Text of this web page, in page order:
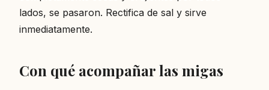
lados, se pasaron. Rectifica de sal y sirve
inmediatamente.
Con qué acompañar las migas